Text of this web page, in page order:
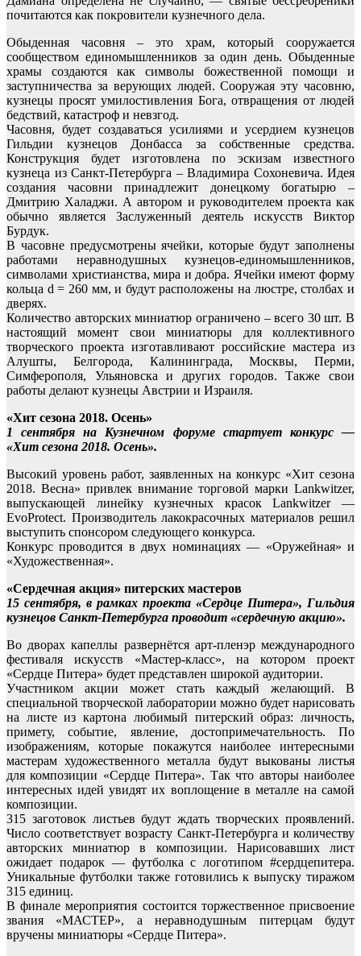
почитаются как покровители кузнечного дела.
Обыденная часовня – это храм, который сооружается
сообществом единомышленников за один день. Обыденные
храмы создаются как символы божественной помощи и
заступничества за верующих людей. Сооружая эту часовню,
кузнецы просят умилостивления Бога, отвращения от людей
бедствий, катастроф и невзгод.
Часовня, будет создаваться усилиями и усердием кузнецов
Гильдии кузнецов Донбасса за собственные средства.
Конструкция будет изготовлена по эскизам известного
кузнеца из Санкт-Петербурга – Владимира Сохоневича. Идея
создания часовни принадлежит донецкому богатырю –
Дмитрию Халаджи. А автором и руководителем проекта как
обычно является Заслуженный деятель искусств Виктор
Бурдук.
В часовне предусмотрены ячейки, которые будут заполнены
работами неравнодушных кузнецов-единомышленников,
символами христианства, мира и добра. Ячейки имеют форму
кольца d = 260 мм, и будут расположены на люстре, столбах и
дверях.
Количество авторских миниатюр ограничено – всего 30 шт. В
настоящий момент свои миниатюры для коллективного
творческого проекта изготавливают российские мастера из
Алушты, Белгорода, Калининграда, Москвы, Перми,
Симферополя, Ульяновска и других городов. Также свои
работы делают кузнецы Австрии и Израиля.
«Хит сезона 2018. Осень»
1 сентября на Кузнечном форуме стартует конкурс —
«Хит сезона 2018. Осень».
Высокий уровень работ, заявленных на конкурс «Хит сезона
2018. Весна» привлек внимание торговой марки Lankwitzer,
выпускающей линейку кузнечных красок Lankwitzer —
EvoProtect. Производитель лакокрасочных материалов решил
выступить спонсором следующего конкурса.
Конкурс проводится в двух номинациях — «Оружейная» и
«Художественная».
«Сердечная акция» питерских мастеров
15 сентября, в рамках проекта «Сердце Питера», Гильдия
кузнецов Санкт-Петербурга проводит «сердечную акцию».
Во дворах капеллы развернётся арт-пленэр международного
фестиваля искусств «Мастер-класс», на котором проект
«Сердце Питера» будет представлен широкой аудитории.
Участником акции может стать каждый желающий. В
специальной творческой лаборатории можно будет нарисовать
на листе из картона любимый питерский образ: личность,
примету, событие, явление, достопримечательность. По
изображениям, которые покажутся наиболее интересными
мастерам художественного металла будут выкованы листья
для композиции «Сердце Питера». Так что авторы наиболее
интересных идей увидят их воплощение в металле на самой
композиции.
315 заготовок листьев будут ждать творческих проявлений.
Число соответствует возрасту Санкт-Петербурга и количеству
авторских миниатюр в композиции. Нарисовавших лист
ожидает подарок — футболка с логотипом #сердцепитера.
Уникальные футболки также готовились к выпуску тиражом
315 единиц.
В финале мероприятия состоится торжественное присвоение
звания «МАСТЕР», а неравнодушным питерцам будут
вручены миниатюры «Сердце Питера».